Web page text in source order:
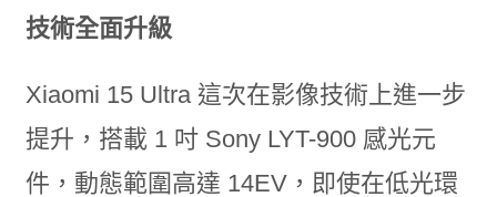
技術全面升級
Xiaomi 15 Ultra 這次在影像技術上進一步
提升，搭載 1 吋 Sony LYT-900 感光元
件，動態範圍高達 14EV，即使在低光環